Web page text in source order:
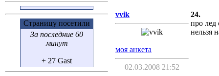
Страницу посетили
За последние 60
минут
+ 27 Gast
vvik
моя анкета
02.03.2008 21:52
24.
про лед
нельзя